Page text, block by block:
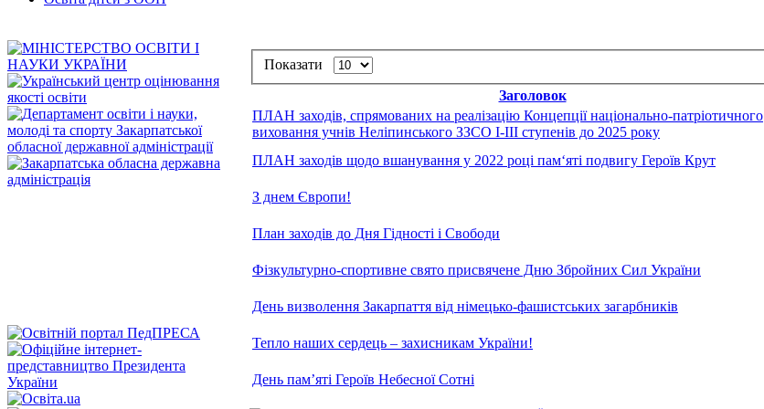
Показати
Заголовок
ПЛАН заходів, спрямованих на реалізацію Концепції національно-патріотичного
виховання учнів Неліпинського ЗЗСО І-ІІІ ступенів до 2025 року
ПЛАН заходів щодо вшанування у 2022 році пам‘яті подвигу Героїв Крут
З днем Європи!
План заходів до Дня Гідності і Свободи
Фізкультурно-спортивне свято присвячене Дню Збройних Сил України
День визволення Закарпаття від німецько-фашистських загарбників
Тепло наших сердець – захисникам України!
День пам’яті Героїв Небесної Сотні